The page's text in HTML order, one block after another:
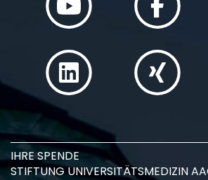
IHRE SPENDE
STIFTUNG UNIVERSITÄTSMEDIZIN